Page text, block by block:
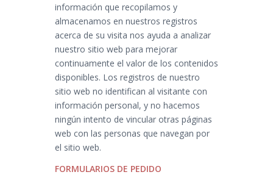
información que recopilamos y
almacenamos en nuestros registros
acerca de su visita nos ayuda a analizar
nuestro sitio web para mejorar
continuamente el valor de los contenidos
disponibles. Los registros de nuestro
sitio web no identifican al visitante con
información personal, y no hacemos
ningún intento de vincular otras páginas
web con las personas que navegan por
el sitio web.
FORMULARIOS DE PEDIDO